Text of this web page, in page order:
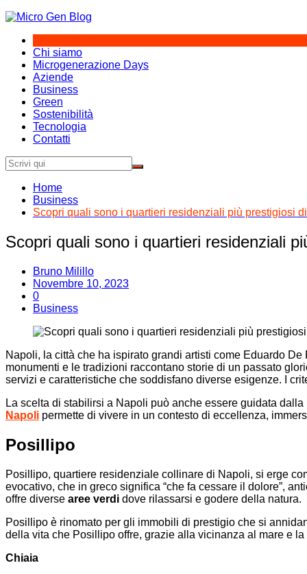
Salta
contenuto
Chi siamo
Microgenerazione Days
Aziende
Business
Green
Sostenibilità
Tecnologia
Contatti
Home
Business
Scopri quali sono i quartieri residenziali più prestigiosi
Scopri quali sono i quartieri residenziali
Bruno Milillo
Novembre 10, 2023
0
Business
Napoli, la città che ha ispirato grandi artisti come Eduardo
monumenti e le tradizioni raccontano storie di un passato
servizi e caratteristiche che soddisfano diverse esigenze. I
La scelta di stabilirsi a Napoli può anche essere guidata
Napoli permette di vivere in un contesto di eccellenza,
Posillipo
Posillipo, quartiere residenziale collinare di Napoli, si erge
evocativo, che in greco significa “che fa cessare il dolore”,
offre diverse aree verdi dove rilassarsi e godere della natura.
Posillipo è rinomato per gli immobili di prestigio che si
della vita che Posillipo offre, grazie alla vicinanza al mare e
Chiaia